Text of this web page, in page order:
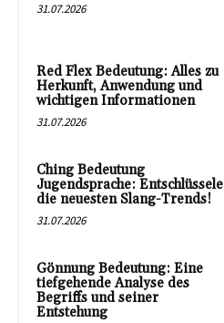
31.07.2026
Red Flex Bedeutung: Alles zu
Herkunft, Anwendung und
wichtigen Informationen
31.07.2026
Ching Bedeutung
Jugendsprache: Entschlüssele
die neuesten Slang-Trends!
31.07.2026
Gönnung Bedeutung: Eine
tiefgehende Analyse des
Begriffs und seiner
Entstehung